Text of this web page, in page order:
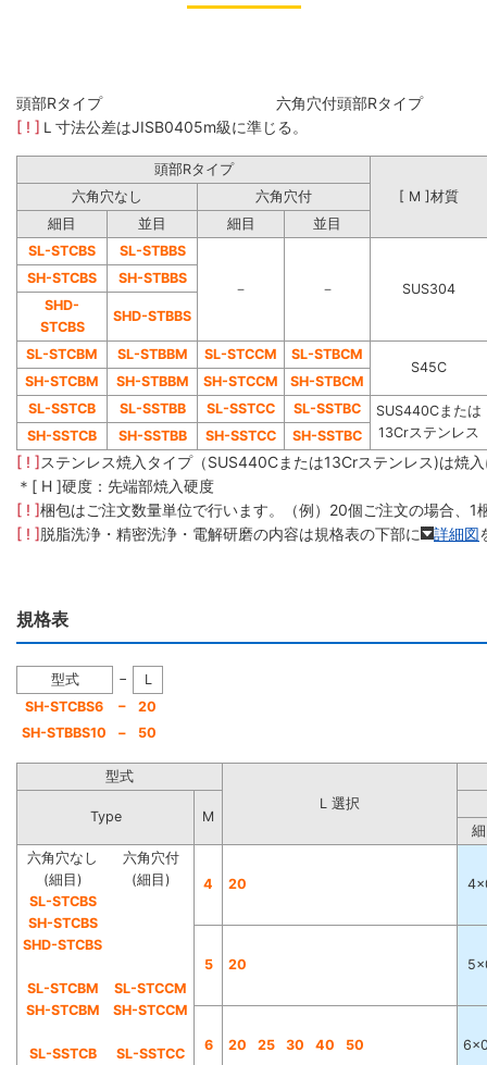
頭部Rタイプ 六角穴付頭部Rタ
[ ! ] Ｌ寸法公差はJISB0405m級に準じる。
頭部Rタイプ
[ M ]材質
六角穴なし
六角穴付
細目
並目 細目
並目
SL-STCBS
SL-STBBS
－ － SUS304
SH-STCBS
SH-STBBS
SHD-
STCBS
SHD-STBBS
SL-STCBM SL-STBBM SL-STCCM
SL-STBCM
S45C
SH-STCBM
SH-STBBM SH-STCCM
SH-STBCM
SL-SSTCB
SL-SSTBB SL-SSTCC SL-SSTBC
SUS440Cまたは
13Crステンレス
SH-SSTCB SH-SSTBB SH-SSTCC SH-SSTBC
[ ! ]ステンレス焼入タイプ（SUS440Cまたは13Crステンレス)は焼
＊[ H ]硬度：先端部焼入硬度
[ ! ]梱包はご注文数量単位で行います。（例）20個ご注文の場合、1
[ ! ]脱脂洗浄・精密洗浄・電解研磨の内容は規格表の下部に 詳細図
規格表
型式 −
L
SH-STCBS6
−
20
SH-STBBS10
− 50
型式
L 選択
Type
M
六角穴なし
(細目)
SL-STCBS
SH-STCBS
SHD-STCBS
SL-STCBM
SH-STCBM
SL-SSTCB
六角穴付
(細目)
SL-STCCM
SH-STCCM
SL-SSTCC
4 20
5 20
6 20 25 30 40 50